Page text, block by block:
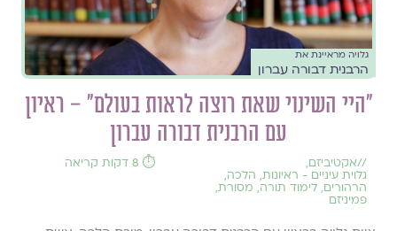
גלויה מראיינת את
הרבנית דבורה עברון
"היי השינוי שאת רוצה לראות בעולם" – ראיון
עם הרבנית דבורה עברון
//אקטיביזם,
גלוית עיניים - ראיונות, הלכה,
הרהורים, לימוד תורה, מסורת,
פמיניזם
⏱️ 8 דקות קריאה